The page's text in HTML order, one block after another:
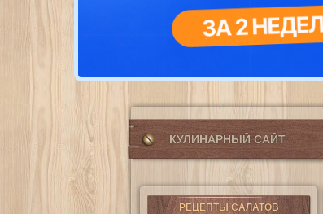
КУЛИНАРНЫЙ САЙТ
РЕЦЕПТЫ САЛАТОВ